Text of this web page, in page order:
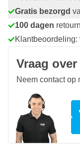
Gratis bezorgd
100 dagen
Klantbeoordeling:
Vraag
Neem contact op